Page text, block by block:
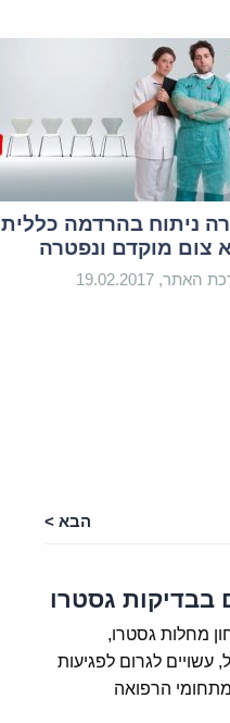
ניתוח בהרדמה כללית
צום מוקדם ונפטרה
19.02.2017
הבא >
בבדיקות גסטרו
מחלות גסטרו,
עשויים לגרום לפגיעות
הרפואה